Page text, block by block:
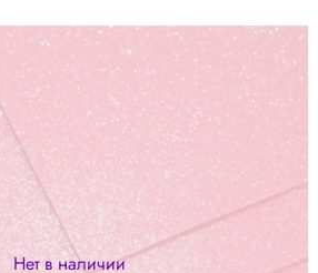
Нет в наличии